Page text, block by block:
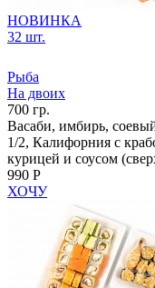
НОВИНКА
32 шт.
Рыба
На двоих
700 гр.
Васаби, имбирь,
1/2, Калифорния с
курицей и соусом
990 Р
ХОЧУ